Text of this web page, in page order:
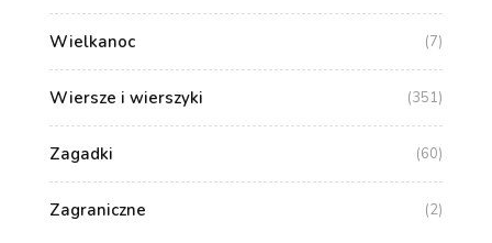
Wielkanoc (7)
Wiersze i wierszyki (351)
Zagadki (60)
Zagraniczne (2)